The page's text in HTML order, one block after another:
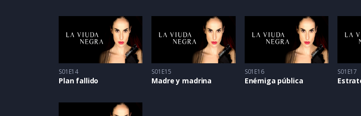
S01E14
Plan fallido
S01E15
Madre y madrina
S01E16
Enémiga pública
S01E17